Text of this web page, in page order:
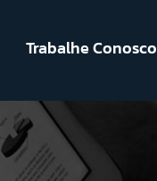
Trabalhe Conosco